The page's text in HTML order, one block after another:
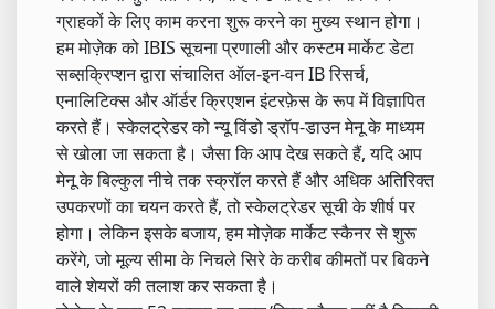
ग्राहकों के लिए काम करना शुरू करने का मुख्य स्थान होगा।
हम मोज़ेक को IBIS सूचना प्रणाली और कस्टम मार्केट डेटा
सब्सक्रिप्शन द्वारा संचालित ऑल-इन-वन IB रिसर्च,
एनालिटिक्स और ऑर्डर क्रिएशन इंटरफ़ेस के रूप में विज्ञापित
करते हैं। स्केलट्रेडर को न्यू विंडो ड्रॉप-डाउन मेनू के माध्यम
से खोला जा सकता है। जैसा कि आप देख सकते हैं, यदि आप
मेनू के बिल्कुल नीचे तक स्क्रॉल करते हैं और अधिक अतिरिक्त
उपकरणों का चयन करते हैं, तो स्केलट्रेडर सूची के शीर्ष पर
होगा। लेकिन इसके बजाय, हम मोज़ेक मार्केट स्कैनर से शुरू
करेंगे, जो मूल्य सीमा के निचले सिरे के करीब कीमतों पर बिकने
वाले शेयरों की तलाश कर सकता है।